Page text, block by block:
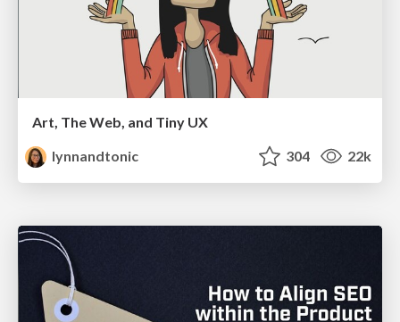
Art, The Web, and Tiny UX
lynnandtonic
304 22k